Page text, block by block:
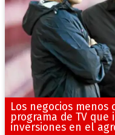
Los negocios menos
programa de TV
inversiones en el